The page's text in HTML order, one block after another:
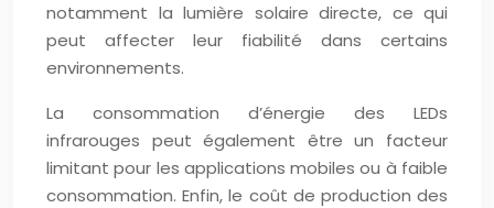
notamment la lumière solaire directe, ce qui
peut affecter leur fiabilité dans certains
environnements.
La consommation d’énergie des LEDs
infrarouges peut également être un facteur
limitant pour les applications mobiles ou à faible
consommation. Enfin, le coût de production des